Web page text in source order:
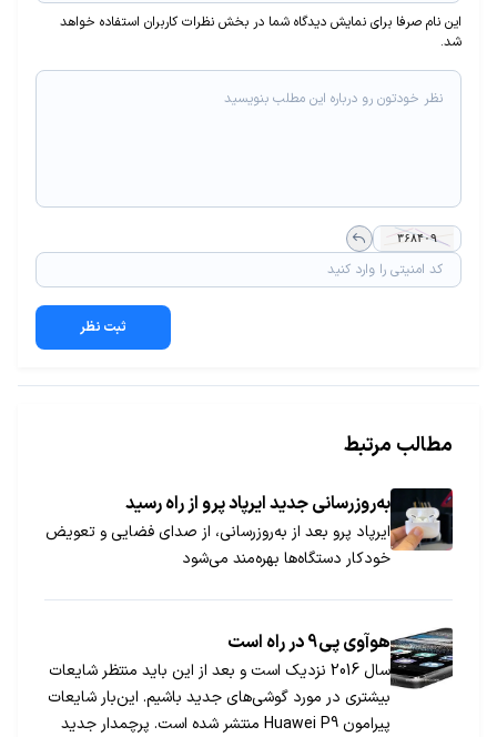
این نام صرفا برای نمایش دیدگاه شما در بخش نظرات کاربران استفاده خواهد
شد.
ثبت نظر
مطالب مرتبط
به‌روزرسانی جدید ایرپاد پرو از راه رسید
ایرپاد پرو بعد از به‌روزرسانی، از صدای فضایی و تعویض
خودکار دستگاه‌ها بهره‌مند می‌شود
هوآوی پی9 در راه است
سال 2016 نزدیک است و بعد از این باید منتظر شایعات
بیشتری در مورد گوشی‌های جدید باشیم. این‌بار شایعات
پیرامون Huawei P9 منتشر شده است. پرچمدار جدید